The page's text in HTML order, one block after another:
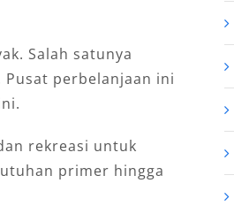
Salah satunya
Pusat perbelanjaan ini
rekreasi untuk
primer hingga